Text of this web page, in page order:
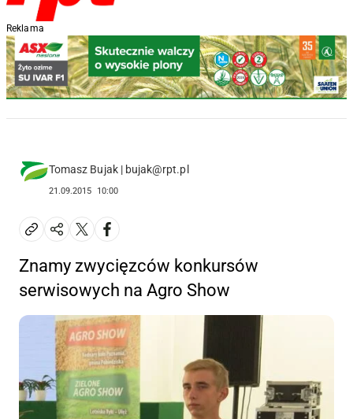
Reklama
Tomasz Bujak | bujak@rpt.pl
21.09.2015 10:00
Znamy zwycięzców konkursów
serwisowych na Agro Show